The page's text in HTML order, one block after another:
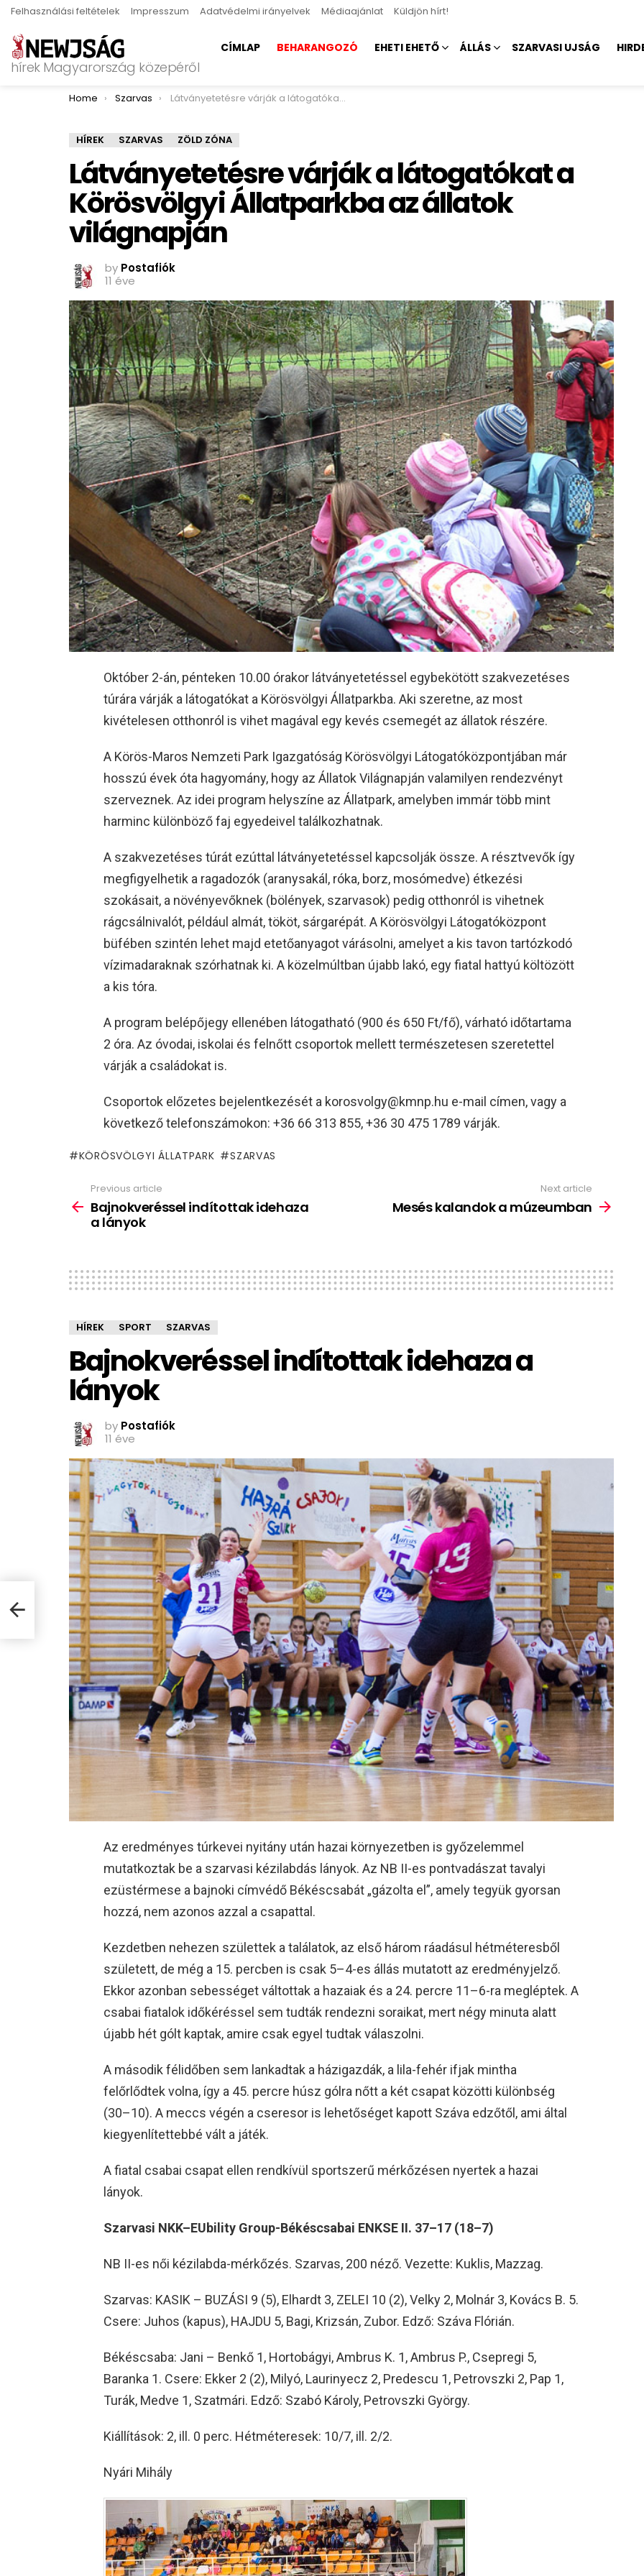
Felhasználási feltételek Impresszum Adatvédelmi irányelvek Médiaajánlat Küldjön hírt!
hírek Magyarország közepéről
CÍMLAP BEHARANGOZÓ EHETI EHETŐ ÁLLÁS SZARVASI UJSÁG
You are here:
Home Szarvas Látványetetésre várják a látogatókat a Körösvölgyi Állatparkba az állatok világnapján
HÍREK SZARVAS ZÖLD ZÓNA
Látványetetésre várják a látogatókat a
Körösvölgyi Állatparkba az állatok
világnapján
by Postafiók
11 éve
Október 2-án, pénteken 10.00 órakor látványetetéssel egybekötött szakvezetéses
túrára várják a látogatókat a Körösvölgyi Állatparkba. Aki szeretne, az most
kivételesen otthonról is vihet magával egy kevés csemegét az állatok részére.
A Körös-Maros Nemzeti Park Igazgatóság Körösvölgyi Látogatóközpontjában már
hosszú évek óta hagyomány, hogy az Állatok Világnapján valamilyen rendezvényt
szerveznek. Az idei program helyszíne az Állatpark, amelyben immár több mint
harminc különböző faj egyedeivel találkozhatnak.
A szakvezetéses túrát ezúttal látványetetéssel kapcsolják össze. A résztvevők így
megfigyelhetik a ragadozók (aranysakál, róka, borz, mosómedve) étkezési
szokásait, a növényevőknek (bölények, szarvasok) pedig otthonról is vihetnek
rágcsálnivalót, például almát, tököt, sárgarépát. A Körösvölgyi Látogatóközpont
büfében szintén lehet majd etetőanyagot várásolni, amelyet a kis tavon tartózkodó
vízimadaraknak szórhatnak ki. A közelmúltban újabb lakó, egy fiatal hattyú költözött
a kis tóra.
A program belépőjegy ellenében látogatható (900 és 650 Ft/fő), várható időtartama
2 óra. Az óvodai, iskolai és felnőtt csoportok mellett természetesen szeretettel
várják a családokat is.
Csoportok előzetes bejelentkezését a korosvolgy@kmnp.hu e-mail címen, vagy a
következő telefonszámokon: +36 66 313 855, +36 30 475 1789 várják.
KÖRÖSVÖLGYI ÁLLATPARK SZARVAS
more
Previous article
Bajnokveréssel indítottak idehaza
a lányok
Next article
Mesés kalandok a múzeumban
HÍREK SPORT SZARVAS
Bajnokveréssel indítottak idehaza a
lányok
by Postafiók
11 éve
Az eredményes túrkevei nyitány után hazai környezetben is győzelemmel
mutatkoztak be a szarvasi kézilabdás lányok. Az NB II-es pontvadászat tavalyi
ezüstérmese a bajnoki címvédő Békéscsabát „gázolta el”, amely tegyük gyorsan
hozzá, nem azonos azzal a csapattal.
Kezdetben nehezen születtek a találatok, az első három ráadásul hétméteresből
született, de még a 15. percben is csak 5–4-es állás mutatott az eredményjelző.
Ekkor azonban sebességet váltottak a hazaiak és a 24. percre 11–6-ra megléptek. A
csabai fiatalok időkéréssel sem tudták rendezni soraikat, mert négy minuta alatt
újabb hét gólt kaptak, amire csak egyel tudtak válaszolni.
A második félidőben sem lankadtak a házigazdák, a lila-fehér ifjak mintha
felőrlődtek volna, így a 45. percre húsz gólra nőtt a két csapat közötti különbség
(30–10). A meccs végén a cseresor is lehetőséget kapott Száva edzőtől, ami által
kiegyenlítettebbé vált a játék.
A fiatal csabai csapat ellen rendkívül sportszerű mérkőzésen nyertek a hazai
lányok.
Szarvasi NKK–EUbility Group-Békéscsabai ENKSE II. 37–17 (18–7)
NB II-es női kézilabda-mérkőzés. Szarvas, 200 néző. Vezette: Kuklis, Mazzag.
Szarvas: KASIK – BUZÁSI 9 (5), Elhardt 3, ZELEI 10 (2), Velky 2, Molnár 3, Kovács B. 5.
Csere: Juhos (kapus), HAJDU 5, Bagi, Krizsán, Zubor. Edző: Száva Flórián.
Békéscsaba: Jani – Benkő 1, Hortobágyi, Ambrus K. 1, Ambrus P., Csepregi 5,
Baranka 1. Csere: Ekker 2 (2), Milyó, Laurinyecz 2, Predescu 1, Petrovszki 2, Pap 1,
Turák, Medve 1, Szatmári. Edző: Szabó Károly, Petrovszki György.
Kiállítások: 2, ill. 0 perc. Hétméteresek: 10/7, ill. 2/2.
Nyári Mihály